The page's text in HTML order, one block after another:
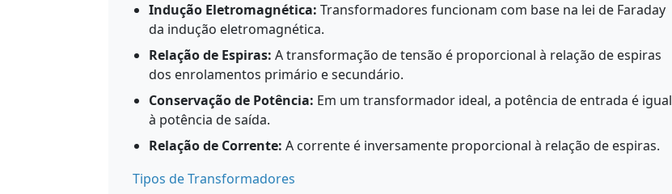
Indução Eletromagnética: Transformadores funcionam com base na lei de Faraday
da indução eletromagnética.
Relação de Espiras: A transformação de tensão é proporcional à relação de espiras
dos enrolamentos primário e secundário.
Conservação de Potência: Em um transformador ideal, a potência de entrada é igual
à potência de saída.
Relação de Corrente: A corrente é inversamente proporcional à relação de espiras.
Tipos de Transformadores